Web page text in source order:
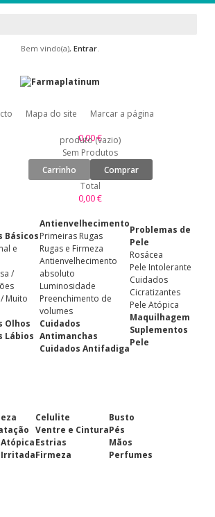
Bem vindo(a), Entrar.
Mapa do site Marcar a página
0,00 €
produto (vazio)
Sem Produtos
Carrinho
Comprar
Total
0,00 €
Básicos
e
/
/ Muito
Olhos
Lábios
Antienvelhecimento
Primeiras Rugas
Rugas e Firmeza
Antienvelhecimento
absoluto
Luminosidade
Preenchimento de
volumes
Cuidados
Antimanchas
Cuidados Antifadiga
Problemas de
Pele
Rosácea
Pele Intolerante
Cuidados
Cicratizantes
Pele Atópica
Maquilhagem
Suplementos
Pele
Irritada
Celulite
Ventre e Cintura
Estrias
Firmeza
Busto
Pés
Mãos
Perfumes